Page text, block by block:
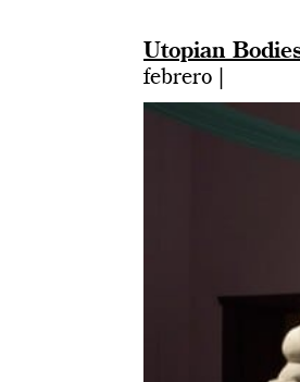
Utopian
febrero |